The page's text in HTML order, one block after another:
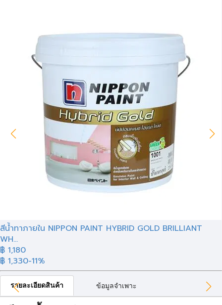
สีน้ำทาภายใน NIPPON PAINT HYBRID GOLD BRILLIANT
WH...
฿ 1,180
฿ 1,330-11%
รายละเอียดสินค้า ข้อมูลจำเพาะ